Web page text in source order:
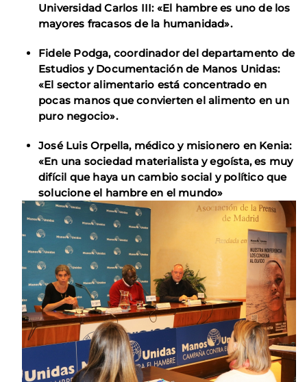
Universidad Carlos III: «El hambre es uno de los
mayores fracasos de la humanidad».
Fidele Podga, coordinador del departamento de
Estudios y Documentación de Manos Unidas:
«El sector alimentario está concentrado en
pocas manos que convierten el alimento en un
puro negocio».
José Luis Orpella, médico y misionero en Kenia:
«En una sociedad materialista y egoísta, es muy
difícil que haya un cambio social y político que
solucione el hambre en el mundo»